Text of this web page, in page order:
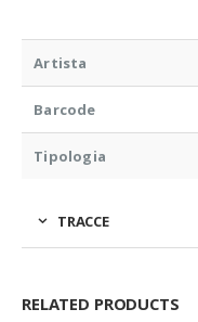
Artista
Barcode
Tipologia
TRACCE
RELATED PRODUCTS